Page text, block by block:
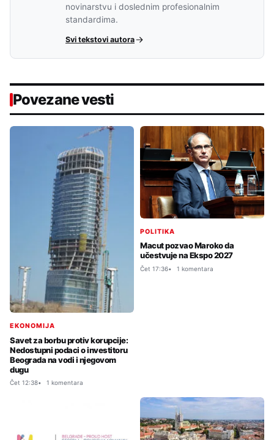
novinarstvu i doslednim profesionalnim
standardima.
Svi tekstovi autora
Povezane vesti
EKONOMIJA
Savet za borbu protiv korupcije:
Nedostupni podaci o investitoru
Beograda na vodi i njegovom
dugu
Čet 12:38 1 komentara
POLITIKA
Macut pozvao Maroko da
učestvuje na Ekspo 2027
Čet 17:36 1 komentara